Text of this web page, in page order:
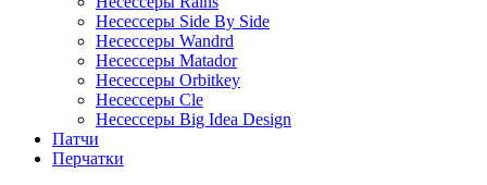
Несессеры Side By Side
Несессеры Wandrd
Несессеры Matador
Несессеры Orbitkey
Несессеры Cle
Несессеры Big Idea Design
Патчи
Перчатки